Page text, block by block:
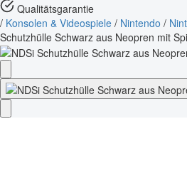
Qualitätsgarantie
/ Konsolen & Videospiele / Nintendo /
Schutzhülle Schwarz aus Neopren mit